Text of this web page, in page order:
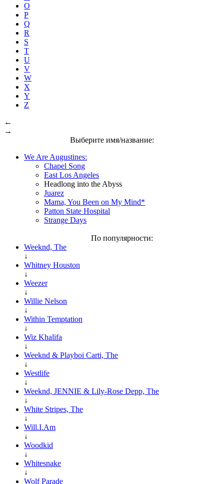
O
P
Q
R
S
T
U
V
W
X
Y
Z
←
→
Выберите имя/название:
We Are Augustines:
Chapel Song
East Los Angeles
Headlong into the Abyss
Juarez
Mama, You Been on My Mind*
Patton State Hospital
Strange Days
По популярности:
Weeknd, The
↓
Whitney Houston
↓
Weezer
↓
Willie Nelson
↓
Within Temptation
↓
Wiz Khalifa
↓
Weeknd & Playboi Carti, The
↓
Westlife
↓
Weeknd, JENNIE & Lily-Rose Depp, The
↓
White Stripes, The
↓
Will.I.Am
↓
Woodkid
↓
Whitesnake
↓
Wolf Parade